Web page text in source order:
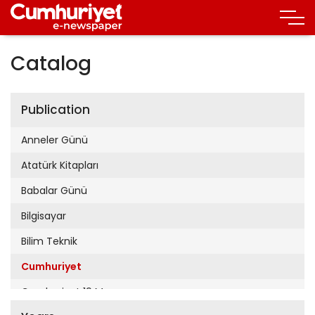
Catalog
Publication
Anneler Günü
Atatürk Kitapları
Babalar Günü
Bilgisayar
Bilim Teknik
Cumhuriyet
Cumhuriyet 19 Mayıs